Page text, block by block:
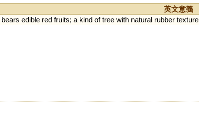
英文意義
bears edible red fruits; a kind of tree with natural rubber texture